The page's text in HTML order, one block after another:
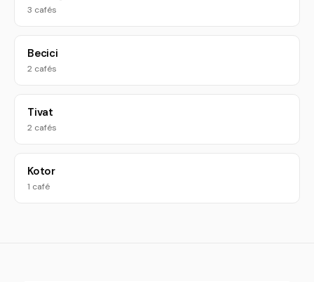
3 cafés
Becici
2 cafés
Tivat
2 cafés
Kotor
1 café